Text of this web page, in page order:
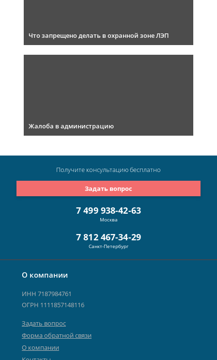
Что запрещено делать в охранной зоне ЛЭП
Жалоба в администрацию
О компании
ИНН 7187984761
ОГРН 1111857148116
Задать вопрос
Форма обратной связи
О компании
7 499 938-42-63
Москва
7 812 467-34-29
Санкт-Петербург
Задать вопрос
Получите консультациюбесплатно